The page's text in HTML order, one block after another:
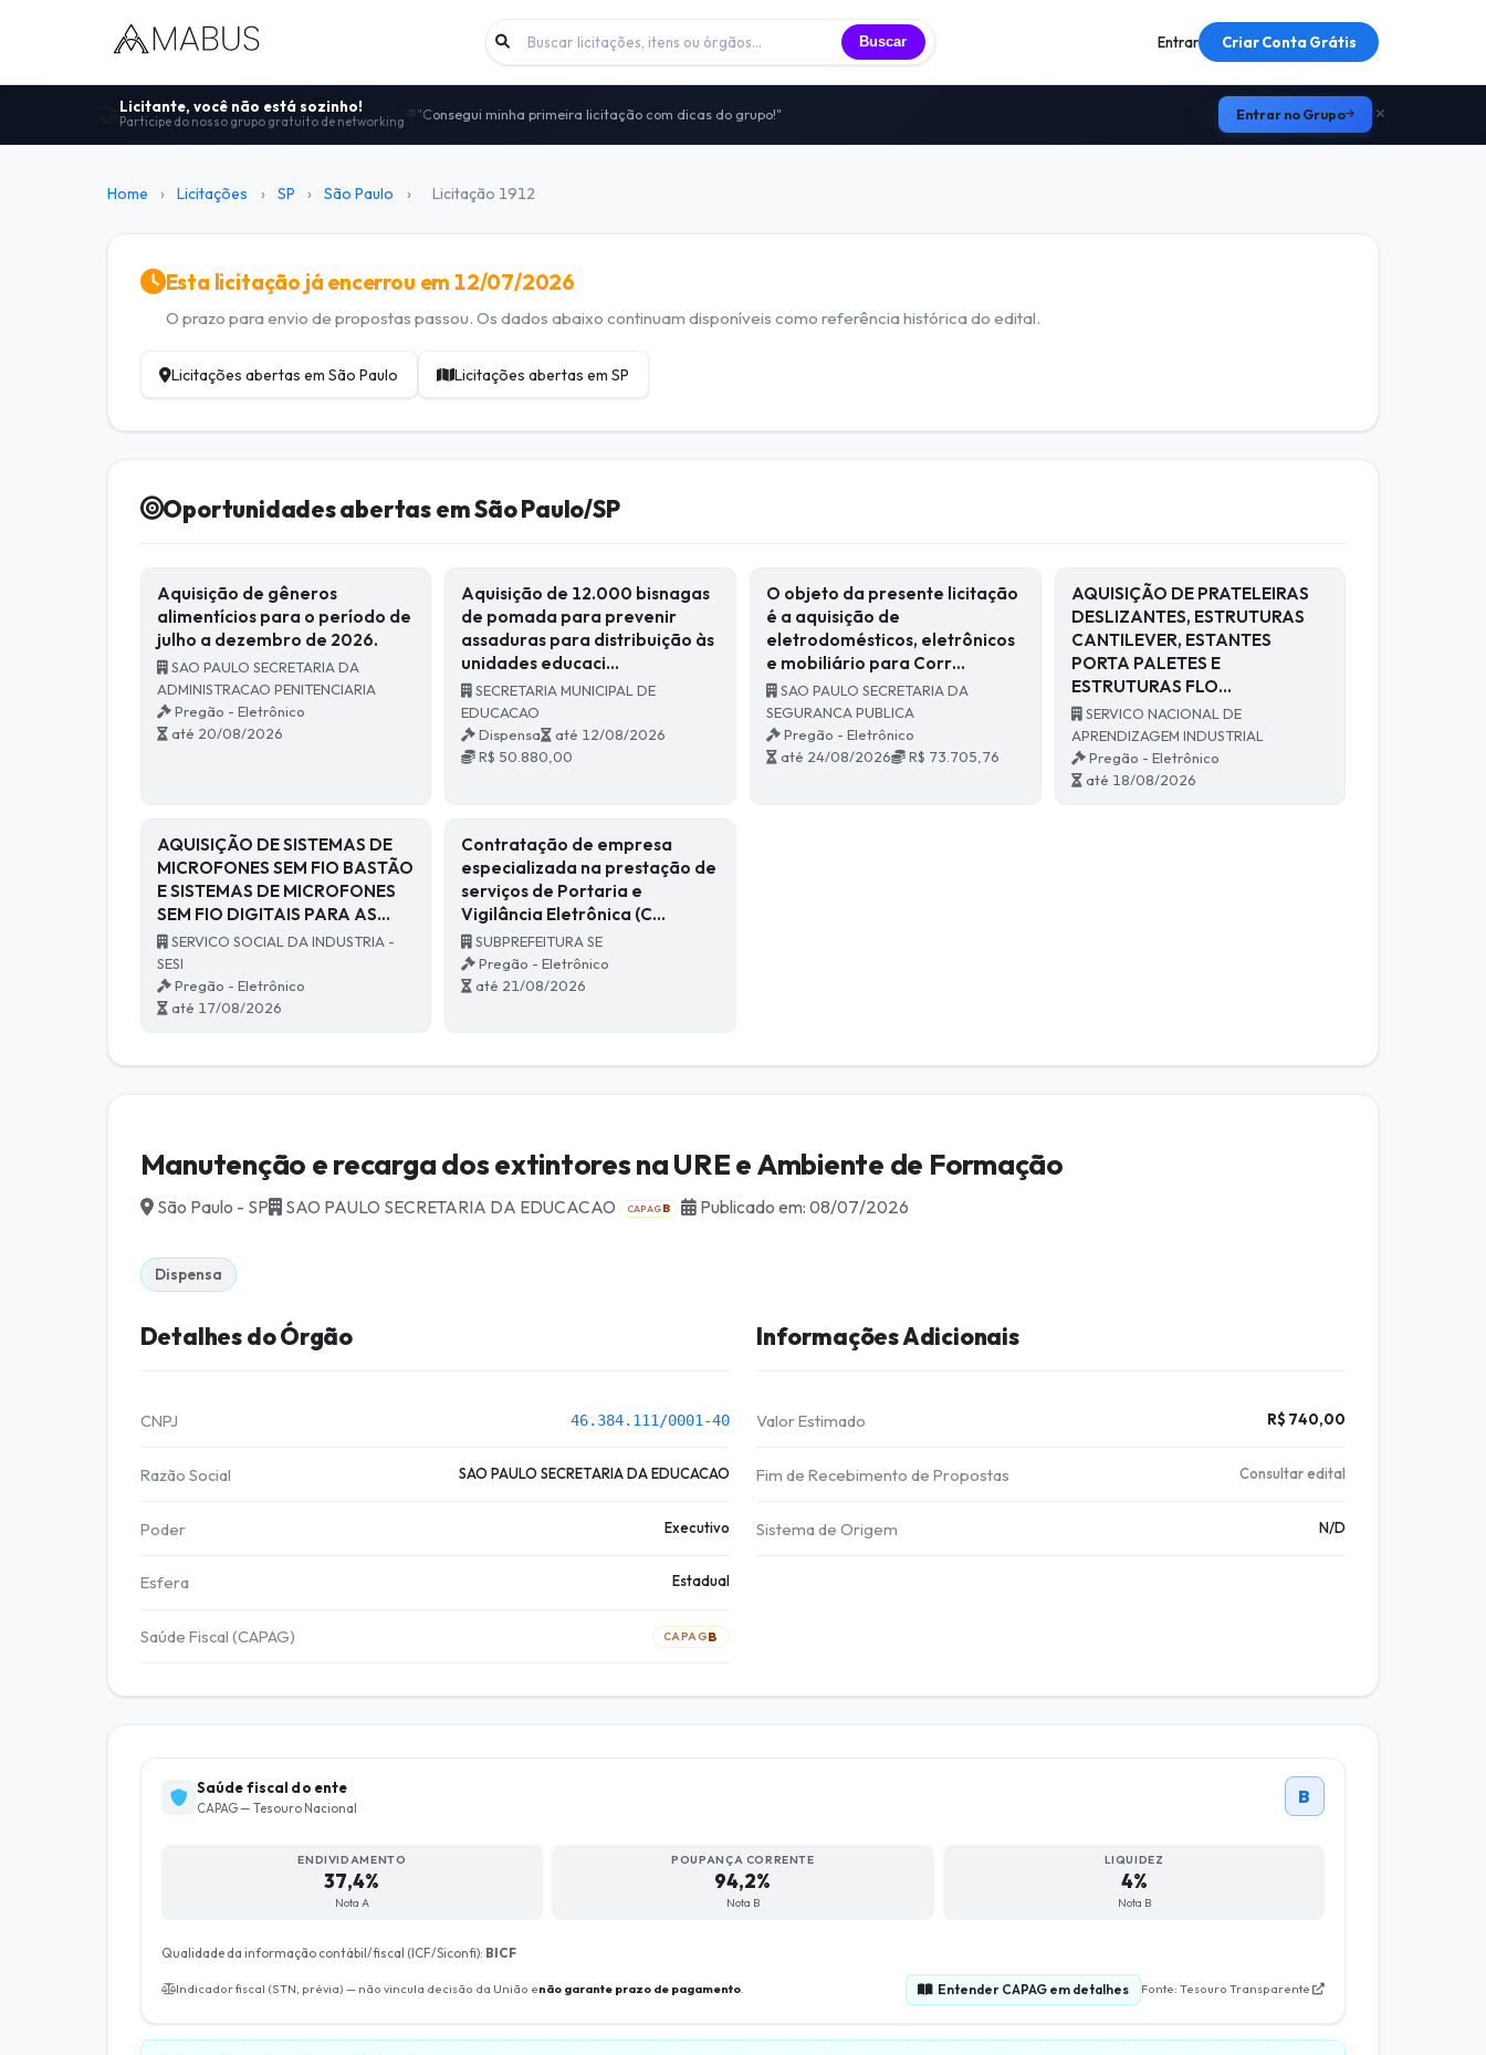
Buscar Entrar Criar Conta Grátis
Licitante, você não está sozinho!
Participe do nosso grupo gratuito de networking
💬 "Consegui minha primeira licitação com dicas do grupo!"
100% gratuito — sem vendas, sem spam, só networking real
Entrar no Grupo
Home › Licitações › SP › São Paulo › Licitação 1912
Esta licitação já encerrou em 12/07/2026
O prazo para envio de propostas passou. Os dados abaixo continuam disponíveis como referência histórica do edital.
Licitações abertas em São Paulo Licitações abertas em SP
Oportunidades abertas em São Paulo/SP
Aquisição de gêneros
alimentícios para o período de
julho a dezembro de 2026.
SAO PAULO SECRETARIA DA
ADMINISTRACAO PENITENCIARIA
Pregão - Eletrônico
até 20/08/2026
Aquisição de 12.000 bisnagas
de pomada para prevenir
assaduras para distribuição às
unidades educaci…
SECRETARIA MUNICIPAL DE
EDUCACAO
Dispensa
até 12/08/2026
R$ 50.880,00
O objeto da presente licitação
é a aquisição de
eletrodomésticos, eletrônicos
e mobiliário para Corr…
SAO PAULO SECRETARIA DA
SEGURANCA PUBLICA
Pregão - Eletrônico
até 24/08/2026
R$ 73.705,76
AQUISIÇÃO DE PRATELEIRAS
DESLIZANTES, ESTRUTURAS
CANTILEVER, ESTANTES
PORTA PALETES E
ESTRUTURAS FLO…
SERVICO NACIONAL DE
APRENDIZAGEM INDUSTRIAL
Pregão - Eletrônico
até 18/08/2026
AQUISIÇÃO DE SISTEMAS DE
MICROFONES SEM FIO BASTÃO
E SISTEMAS DE MICROFONES
SEM FIO DIGITAIS PARA AS…
SERVICO SOCIAL DA INDUSTRIA -
SESI
Pregão - Eletrônico
até 17/08/2026
Contratação de empresa
especializada na prestação de
serviços de Portaria e
Vigilância Eletrônica (C…
SUBPREFEITURA SE
Pregão - Eletrônico
até 21/08/2026
Manutenção e recarga dos extintores na URE e Ambiente de Formação
São Paulo - SP SAO PAULO SECRETARIA DA EDUCACAO CAPAGB Publicado em: 08/07/2026
Dispensa
Detalhes do Órgão
CNPJ 46.384.111/0001-40
Razão Social SAO PAULO SECRETARIA DA EDUCACAO
Poder Executivo
Esfera Estadual
Saúde Fiscal (CAPAG) CAPAGB
Informações Adicionais
Valor Estimado R$ 740,00
Fim de Recebimento de Propostas Consultar edital
Sistema de Origem N/D
Saúde fiscal do ente
CAPAG — Tesouro Nacional
B
ENDIVIDAMENTO
37,4%
Nota A
POUPANÇA CORRENTE
94,2%
Nota B
LIQUIDEZ
4%
Nota B
Qualidade da informação contábil/fiscal (ICF/Siconfi): BICF
Indicador fiscal (STN, prévia) — não vincula decisão da União enão garante prazo de pagamento. Entender CAPAG em detalhes Fonte: Tesouro Transparente